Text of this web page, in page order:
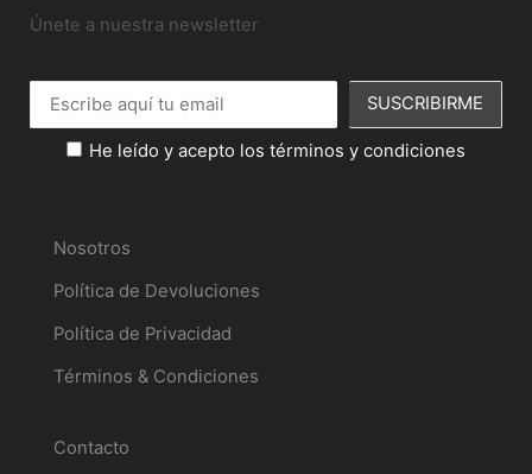
Únete a nuestra newsletter
He leído y acepto los términos y condiciones
Nosotros
Política de Devoluciones
Política de Privacidad
Términos & Condiciones
Contacto